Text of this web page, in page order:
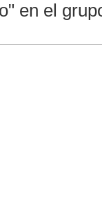
en el